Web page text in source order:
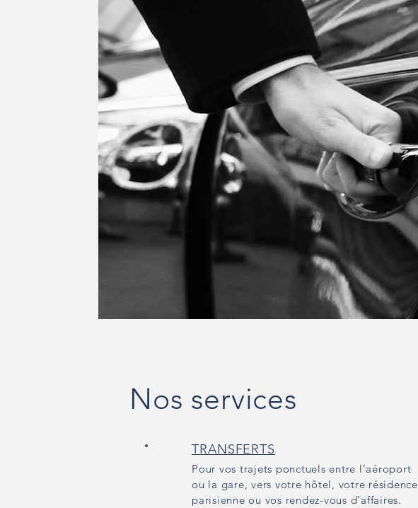
Nos services
TRANSFERTS
Pour vos trajets ponctuels entre l’aéroport
ou la gare, vers votre hôtel, votre résidence
parisienne ou vos rendez-vous d’affaires.